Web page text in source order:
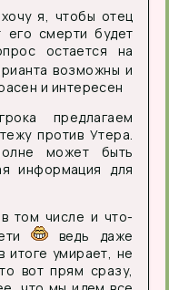
я, чтобы отец
смерти будет
остается на
возможны и
и интересен
предлагаем
против Утера.
может быть
информация для
том числе и что-
ведь даже
итоге умирает, не
вот прям сразу,